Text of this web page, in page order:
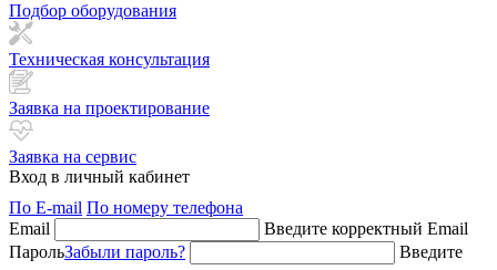
Подбор оборудования
Техническая консультация
Заявка на проектирование
Заявка на сервис
Вход в личный кабинет
По E-mail По номеру телефона
Email
Введите корректный Email
ПарольЗабыли пароль?
Введите